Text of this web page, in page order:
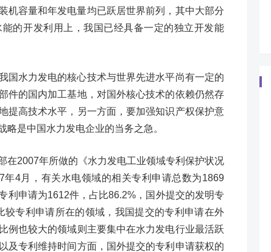
机容量和年发电量均已跃居世界前列，其中大部分
的开发利用上，我国已经具备一定的独立开发能
国水力发电的核心技术与世界先进水平尚有一定的
件的国内加工基地，对国外核心技术的依赖仍然存
提高技术水平，另一方面，要加强知识产权保护意
是中国水力发电企业的当务之急。
在2007年所做的《水力发电工业领域专利保护状况
4月，有关水电领域的相关专利申请总数为1869
利申请为1612件，占比86.2%，国外提交的发明专
专利申请所在的领域，我国提交的专利申请在外
例也较大的领域则主要集中在水力发电行业最活跃
及专利维持时间方面，国外提交的专利申请获权的